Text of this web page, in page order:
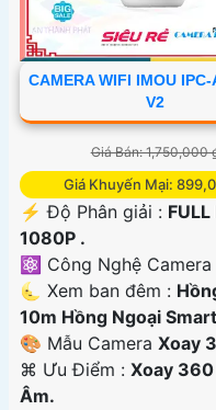
CAMERA WIFI IMOU
V2
Giá Bán: 1,750,000
Giá Khuyến Mại:
️⚡ Độ Phân giải : FULL
1080P .
⚛️ Công Nghệ Camera
🌜 Xem ban đêm :
10m Hồng Ngoại
🎨 Mẫu Camera Xoay
️⌘ Ưu Điểm : Xoay
Âm.